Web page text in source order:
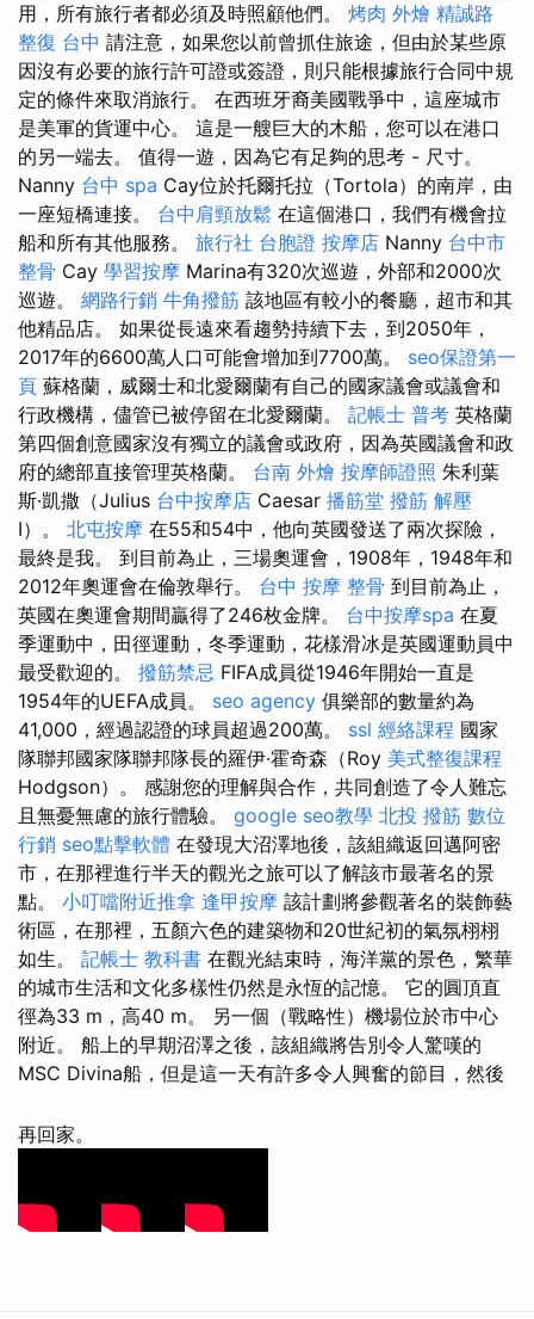
用，所有旅行者都必須及時照顧他們。 烤肉 外燴 精誠路
整復 台中 請注意，如果您以前曾抓住旅途，但由於某些原
因沒有必要的旅行許可證或簽證，則只能根據旅行合同中規
定的條件來取消旅行。 在西班牙裔美國戰爭中，這座城市
是美軍的貨運中心。 這是一艘巨大的木船，您可以在港口
的另一端去。 值得一遊，因為它有足夠的思考 - 尺寸。
Nanny 台中 spa Cay位於托爾托拉（Tortola）的南岸，由
一座短橋連接。 台中肩頸放鬆 在這個港口，我們有機會拉
船和所有其他服務。 旅行社 台胞證 按摩店 Nanny 台中市
整骨 Cay 學習按摩 Marina有320次巡遊，外部和2000次
巡遊。 網路行銷 牛角撥筋 該地區有較小的餐廳，超市和其
他精品店。 如果從長遠來看趨勢持續下去，到2050年，
2017年的6600萬人口可能會增加到7700萬。 seo保證第一
頁 蘇格蘭，威爾士和北愛爾蘭有自己的國家議會或議會和
行政機構，儘管已被停留在北愛爾蘭。 記帳士 普考 英格蘭
第四個創意國家沒有獨立的議會或政府，因為英國議會和政
府的總部直接管理英格蘭。 台南 外燴 按摩師證照 朱利葉
斯·凱撒（Julius 台中按摩店 Caesar 播筋堂 撥筋 解壓
I）。 北屯按摩 在55和54中，他向英國發送了兩次探險，
最終是我。 到目前為止，三場奧運會，1908年，1948年和
2012年奧運會在倫敦舉行。 台中 按摩 整骨 到目前為止，
英國在奧運會期間贏得了246枚金牌。 台中按摩spa 在夏
季運動中，田徑運動，冬季運動，花樣滑冰是英國運動員中
最受歡迎的。 撥筋禁忌 FIFA成員從1946年開始一直是
1954年的UEFA成員。 seo agency 俱樂部的數量約為
41,000，經過認證的球員超過200萬。 ssl 經絡課程 國家
隊聯邦國家隊聯邦隊長的羅伊·霍奇森（Roy 美式整復課程
Hodgson）。 感謝您的理解與合作，共同創造了令人難忘
且無憂無慮的旅行體驗。 google seo教學 北投 撥筋 數位
行銷 seo點擊軟體 在發現大沼澤地後，該組織返回邁阿密
市，在那裡進行半天的觀光之旅可以了解該市最著名的景
點。 小叮噹附近推拿 逢甲按摩 該計劃將參觀著名的裝飾藝
術區，在那裡，五顏六色的建築物和20世紀初的氣氛栩栩
如生。 記帳士 教科書 在觀光結束時，海洋黨的景色，繁華
的城市生活和文化多樣性仍然是永恆的記憶。 它的圓頂直
徑為33 m，高40 m。 另一個（戰略性）機場位於市中心
附近。 船上的早期沼澤之後，該組織將告別令人驚嘆的
MSC Divina船，但是這一天有許多令人興奮的節目，然後
再回家。